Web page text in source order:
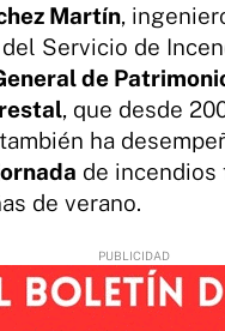
Martín,
Servicio de
de
, que desde
ha
de
de verano.